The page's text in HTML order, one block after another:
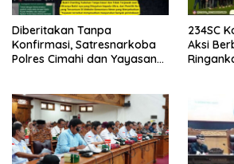
Diberitakan Tanpa
Konfirmasi, Satresnarkoba
Polres Cimahi dan Yayasan
234SC
Aksi